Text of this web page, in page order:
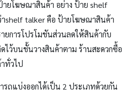
ยโฆษณาสินค้า อย่าง ป้าย shelf
าshelf talker คือ ป้ายโฆษณาสินค้า
ยการโปรโมชันส่วนลดให้สินค้ากับ
ไว้บนชั้นวางสินค้าตาม ร้านสะดวกซื้อ
ทั่วไป
ถแบ่งออกได้เป็น 2 ประเภทด้วยกัน